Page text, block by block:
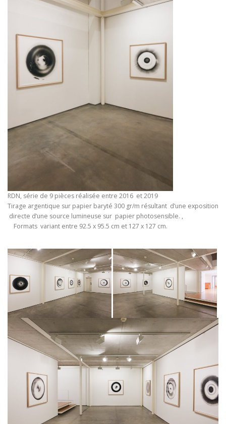
RDN, série de 9 pièces réalisée entre 2016 et 2019
Tirage argentique sur papier baryté 300 gr/m résultant d’une exposition
directe d’une source lumineuse sur papier photosensible. ,
Formats variant entre 92.5 x 95.5 cm et 127 x 127 cm.